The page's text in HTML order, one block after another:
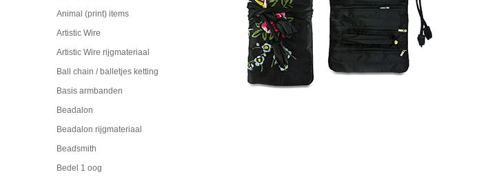
Animal (print) items
Artistic Wire
Artistic Wire rijgmateriaal
Ball chain / balletjes ketting
Basis armbanden
Beadalon
Beadalon rijgmateriaal
Beadsmith
Bedel 1 oog